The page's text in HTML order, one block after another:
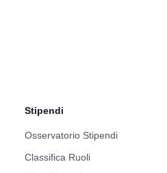
Stipendi
Osservatorio Stipendi
Classifica Ruoli